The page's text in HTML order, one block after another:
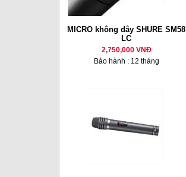
MICRO không dây SHURE SM58
LC
2,750,000 VNĐ
Bảo hành : 12 tháng